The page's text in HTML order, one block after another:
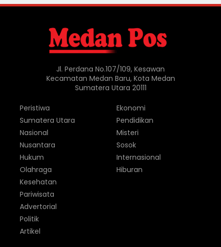
Jl. Perdana No.107/109, Kesawan
Kecamatan Medan Baru, Kota Medan
Sumatera Utara 20111
Peristiwa
Sumatera Utara
Nasional
Nusantara
Hukum
Olahraga
Ekonomi
Pendidikan
Misteri
Sosok
Internasional
Hiburan
Kesehatan
Pariwisata
Advertorial
Politik
Artikel